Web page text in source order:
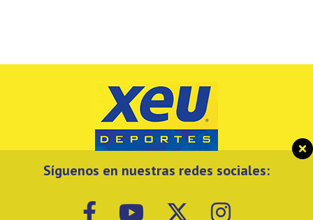
Síguenos en nuestras redes sociales: